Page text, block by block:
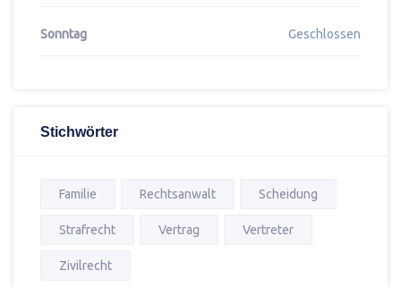
Sonntag Geschlossen
Stichwörter
Familie Rechtsanwalt Scheidung
Strafrecht Vertrag Vertreter
Zivilrecht